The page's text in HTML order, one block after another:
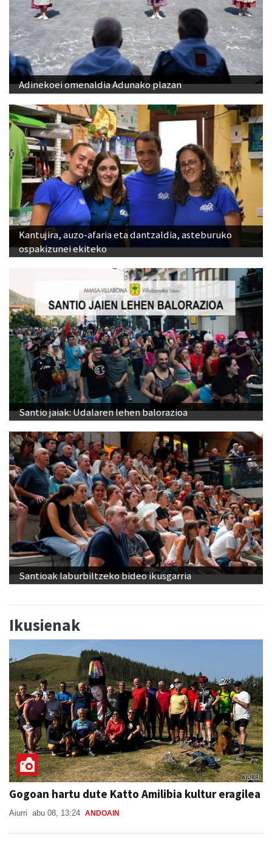
Adinekoei omenaldia Adunako plazan
Kantujira, auzo-afaria eta dantzaldia, asteburuko
ospakizunei ekiteko
Santio jaiak: Udalaren lehen balorazioa
Santioak laburbiltzeko bideo ikusgarria
Ikusienak
Gogoan hartu dute Katto Amilibia kultur eragilea
Aiurri abu 08, 13:24 ANDOAIN